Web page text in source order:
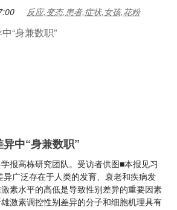
反应,变态,患者,症状,女孩,花粉
中“身兼数职”
报高栋研究团队。受访者供图■本报见习
异广泛存在于人类的发育、衰老和疾病发
素水平的高低是导致性别差异的重要因素
激素调控性别差异的分子和细胞机理具有